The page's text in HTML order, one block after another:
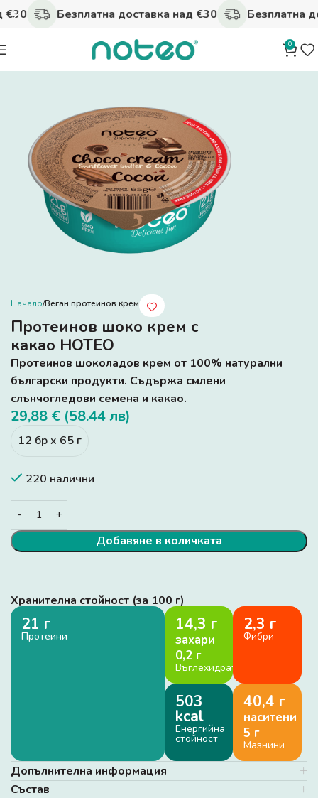
0
Начало Веган протеинов крем
Протеинов шоко крем с
какао НОТЕО
Протеинов шоколадов крем от 100% натурални
български продукти. Съдържа смлени
слънчогледови семена и какао.
29,88 € (58.44 лв)
12 бр x 65 г
220 налични
Добавяне в количката
Хранителна стойност (за 100 г)
21 г
Протеини
14,3 г
захари
0,2 г
Въглехидрати
2,3 г
Фибри
503
kcal
Енергийна
стойност
40,4 г
наситени
5 г
Мазнини
Допълнителна информация
Състав
Безплатна доставка над €30 Безплатна